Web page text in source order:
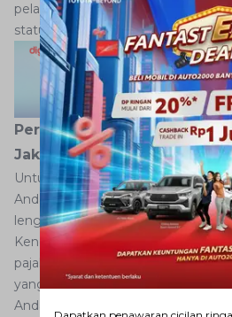
pelanggaran lalu lintas, seperti
status pelanggaran, dan jenis
Persyaratan Penyelesaian
Jakarta Pusat
Untuk menyelesaikan tilang
Anda harus memastikan dokumen
lengkap dan sah. Ini termasuk
Kendaraan (STNK) yang masih
pajak kendaraan yang terkini,
yang menunjukkan kepemilikan
Anda.